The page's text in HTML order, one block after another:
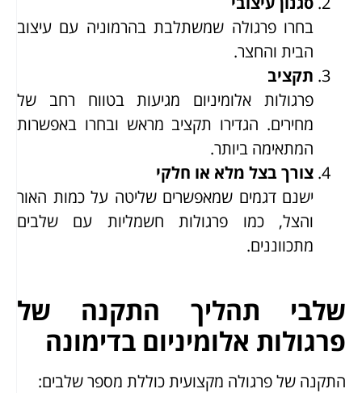
בחרו פרגולה שמשתלבת בהרמוניה עם עיצוב
הבית והחצר.
תקציב
פרגולות אלומיניום מגיעות בטווח רחב של
מחירים. הגדירו תקציב מראש ובחרו באפשרות
המתאימה ביותר.
צורך בצל מלא או חלקי
ישנם דגמים שמאפשרים שליטה על כמות האור
והצל, כמו פרגולות חשמליות עם שלבים
מתכווננים.
שלבי תהליך התקנה של
פרגולות אלומיניום בדימונה
התקנה של פרגולה מקצועית כוללת מספר שלבים: